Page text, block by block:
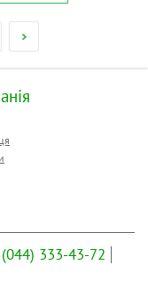
(044) 333-43-72